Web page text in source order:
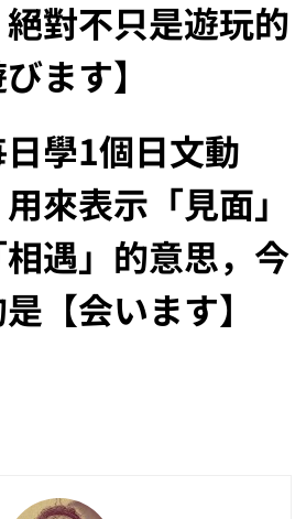
對不只是遊玩的
びます】
日學1個日文動
來表示「見面」
遇」的意思，今
【会います】